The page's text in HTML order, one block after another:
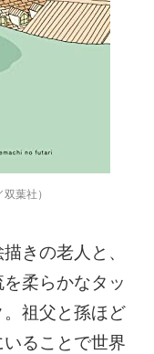
葉社）
きの老人と、
柔らかなタッ
祖父と孫ほど
ることで世界